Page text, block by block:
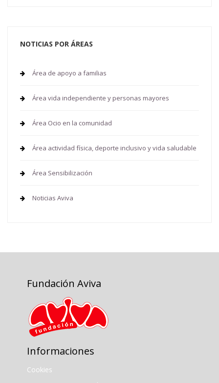
NOTICIAS POR ÁREAS
Área de apoyo a familias
Área vida independiente y personas mayores
Área Ocio en la comunidad
Área actividad física, deporte inclusivo y vida saludable
Área Sensibilización
Noticias Aviva
Fundación Aviva
Informaciones
Cookies